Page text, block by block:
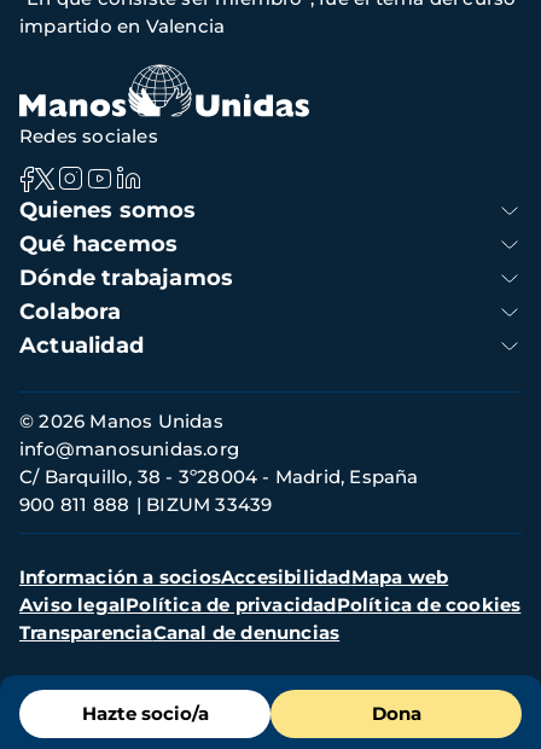
navegación
impartido en Valencia
Menú
de
Hazte socio/a Dona
Navegación
principal
Quienes somos
Qué hacemos
Dónde trabajamos
Colabora
Actualidad
Redes sociales
Información
de
contacto
© 2026 Manos Unidas
C/ Barquillo, 38 - 3º28004 - Madrid, España
900 811 888
BIZUM 33439
info@manosunidas.org
Menú
secundario
Información a sociosAccesibilidadMapa web
Aviso legalPolítica de privacidadPolítica de cookies
TransparenciaCanal de denuncias